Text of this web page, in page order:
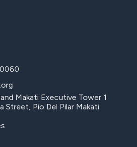
Makati Executive Tower 1
Street, Pio Del Pilar Makati